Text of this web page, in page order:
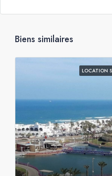
Biens similaires
LOCATION